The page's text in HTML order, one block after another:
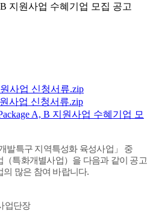
지원사업 수혜기업 모집 공고
사업 신청서류.zip
사업 신청서류.zip
A, B 지원사업 수혜기업 모
발특구 지역특성화 육성사업」 중
（특화개별사업）을 다음과 같이 공고
많은 참여 바랍니다.
업단장